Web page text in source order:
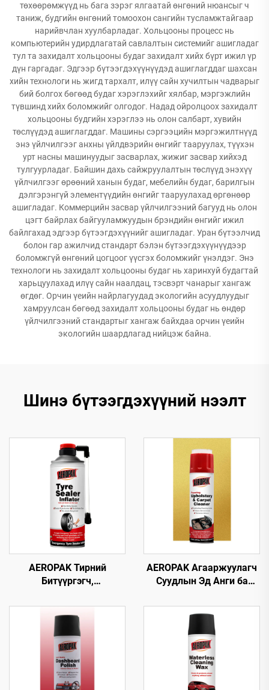
төхөөрөмжүүд нь бага зэрэг ялгаатай өнгөний нюансыг ч
таниж, будгийн өнгөний томоохон сангийн тусламжтайгаар
нарийвчлан хуулбарладаг. Хольцооны процесс нь
компьютерийн удирдлагатай савлалтын системийг ашигладаг
тул та захидалт хольцооны будаг захидалт хийх бүрт ижил үр
дүн гаргадаг. Эдгээр бүтээгдэхүүнүүдэд ашиглагддаг шахсан
хийн технологи нь жигд тархалт, илүү сайн хучилтын чадварыг
бий болгох бөгөөд будаг хэрэглэхийг хялбар, мэргэжлийн
түвшинд хийх боломжийг олгодог. Надад ойролцоох захидалт
хольцооны будгийн хэрэглээ нь олон салбарт, хувийн
төслүүдэд ашиглагддаг. Машины сэргээцийн мэргэжилтнүүд
энэ үйлчилгээг анхны үйлдвэрийн өнгийг тааруулах, түүхэн
урт насны машинуудыг засварлах, жижиг засвар хийхэд
тулгуурладаг. Байшин дахь сайжруулалтын төслүүд энэхүү
үйлчилгээг өрөөний ханын будаг, мебелийн будаг, барилгын
дэлгэрэнгүй элементүүдийн өнгийг тааруулахад өргөнөөр
ашигладаг. Коммерцийн засвар үйлчилгээний багууд нь олон
цэгт байрлах байгууламжуудын брэндийн өнгийг ижил
байлгахад эдгээр бүтээгдэхүүнийг ашигладаг. Уран бүтээлчид
болон гар ажилчид стандарт бэлэн бүтээгдэхүүнүүдээр
боломжгүй өнгөний цогцоог үүсгэх боломжийг үнэлдэг. Энэ
технологи нь захидалт хольцооны будаг нь харинхуй будагтай
харьцуулахад илүү сайн наалдац, тэсвэрт чанарыг хангаж
өгдөг. Орчин үеийн найрлагуудад экологийн асуудлуудыг
хамруулсан бөгөөд захидалт хольцооны будаг нь өндөр
үйлчилгээний стандартыг хангаж байхдаа орчин үеийн
экологийн шаардлагад нийцэж байна.
Шинэ бүтээгдэхүүний нээлт
AEROPAK Тирний
Битүүргэгч,
Тирний Яаралтай Засвар,
Агааржуулалт Зовхон
Агаарын Компрессортой
Хамт Ашиглах
AEROPAK Агааржуулагч
Суудлын Эд Анги ба
500мл Олон
Зориулалтын Цэвэрлэгч